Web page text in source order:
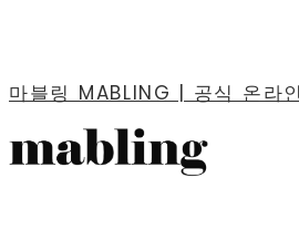
마블링 MABLING | 공식 온라